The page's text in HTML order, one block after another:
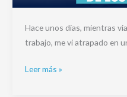
Hace unos días, mientras
trabajo, me vi atrapado en
Leer más »